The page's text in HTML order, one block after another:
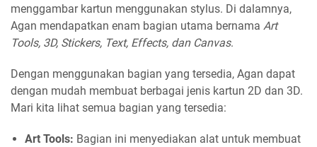
menggambar kartun menggunakan stylus. Di dalamnya,
Agan mendapatkan enam bagian utama bernama Art
Tools, 3D, Stickers, Text, Effects, dan Canvas.
Dengan menggunakan bagian yang tersedia, Agan dapat
dengan mudah membuat berbagai jenis kartun 2D dan 3D.
Mari kita lihat semua bagian yang tersedia:
Art Tools: Bagian ini menyediakan alat untuk membuat